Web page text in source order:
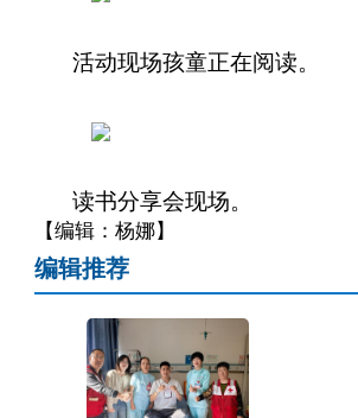
活动现场孩童正在阅读。
读书分享会现场。
【编辑：杨娜】
编辑推荐